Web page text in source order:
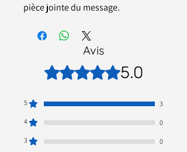
pièce jointe du message.
Avis
Noté 5 sur 5. 5.0
5
3
4
0
3
0